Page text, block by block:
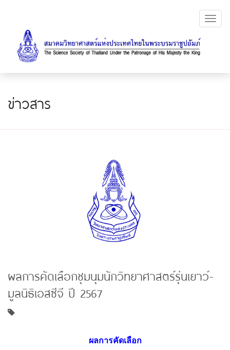
ข่าวสาร
ผลการคัดเลือกชุมนุมนักวิทยาศาสตร์รุ่นเยาว์-
มูลนิธิเอสซีจี ปี 2567
ผลการคัดเลือก